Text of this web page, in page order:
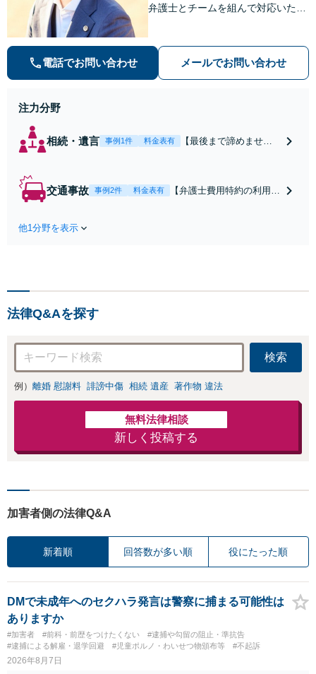
弁護士とチームを組んで対応いたし
添い、不安を軽減します。まずはお
気軽にご相談ください。
電話でお問い合わせ メールでお問い合わせ
注力分野
相続・遺言 事例1件 料金表有
【最後まで諦めませ
合意してしまう前にご
交通事故 事例2件 料金表有
【弁護士費用特約の利用＆
は損をしてしまうかもしれ
他1分野を表示
法律Q&Aを探す
検索
例） 離婚 慰謝料 誹謗中傷 相続 遺産 著作物 違法
無料法律相談
新しく投稿する
加害者側の法律Q&A
新着順 回答数が多い順 役にたった順
DMで未成年へのセクハラ発言は警察に捕まる可能性は
ありますか
#加害者 #前科・前歴をつけたくない
#逮捕や勾留の阻止・準抗告
#逮捕による解雇・退学回避
#児童ポルノ・わいせつ物頒布等 #不起訴
2026年8月7日